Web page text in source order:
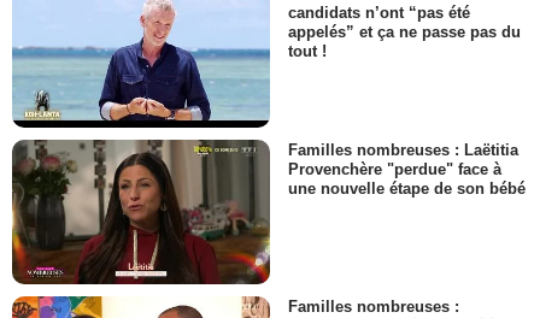
candidats n’ont “pas été
appelés” et ça ne passe pas du
tout !
Familles nombreuses : Laëtitia
Provenchère "perdue" face à
une nouvelle étape de son bébé
Familles nombreuses :